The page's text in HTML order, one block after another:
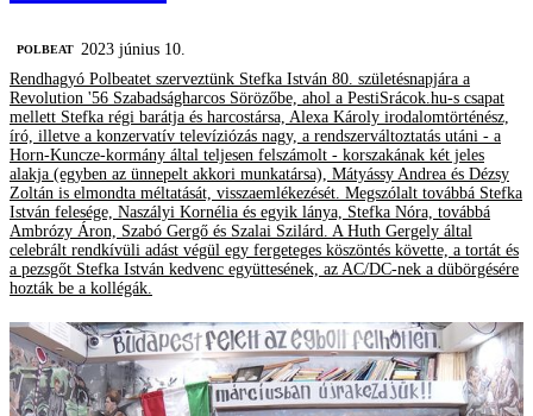
‎POLBEAT 2023 június 10.
Rendhagyó Polbeatet szerveztünk Stefka István 80. születésnapjára a
Revolution '56 Szabadságharcos Sörözőbe, ahol a PestiSrácok.hu-s csapat
mellett Stefka régi barátja és harcostársa, Alexa Károly irodalomtörténész,
író, illetve a konzervatív televíziózás nagy, a rendszerváltoztatás utáni - a
Horn-Kuncze-kormány által teljesen felszámolt - korszakának két jeles
alakja (egyben az ünnepelt akkori munkatársa), Mátyássy Andrea és Dézsy
Zoltán is elmondta méltatását, visszaemlékezését. Megszólalt továbbá Stefka
István felesége, Naszályi Kornélia és egyik lánya, Stefka Nóra, továbbá
Ambrózy Áron, Szabó Gergő és Szalai Szilárd. A Huth Gergely által
celebrált rendkívüli adást végül egy fergeteges köszöntés követte, a tortát és
a pezsgőt Stefka István kedvenc együttesének, az AC/DC-nek a dübörgésére
hozták be a kollégák.